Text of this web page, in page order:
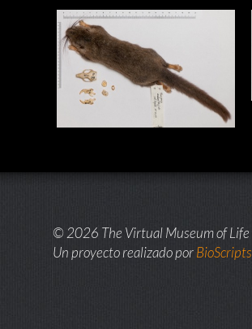
© 2026 The Virtual Museum of Life
Un proyecto realizado porBioScripts